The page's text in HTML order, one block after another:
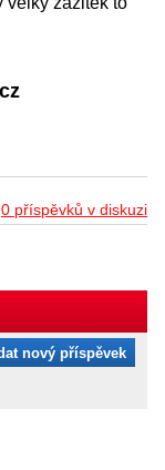
0 příspěvků v diskuzi
nový příspěvek